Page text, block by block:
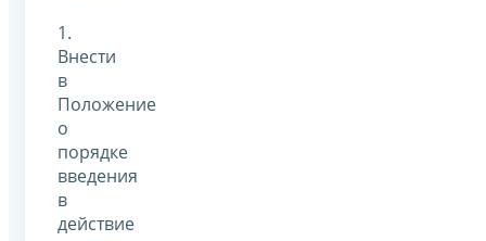
1.
Внести
в
Положение
о
порядке
введения
в
действие